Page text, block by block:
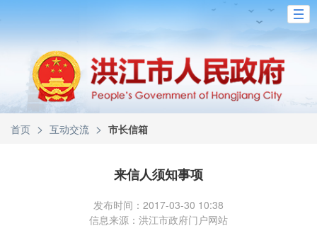
首页 > 互动交流 > 市长信箱
来信人须知事项
发布时间：2017-03-30 10:38
信息来源：洪江市政府门户网站